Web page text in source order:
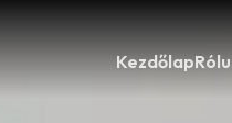
Kezdőlap